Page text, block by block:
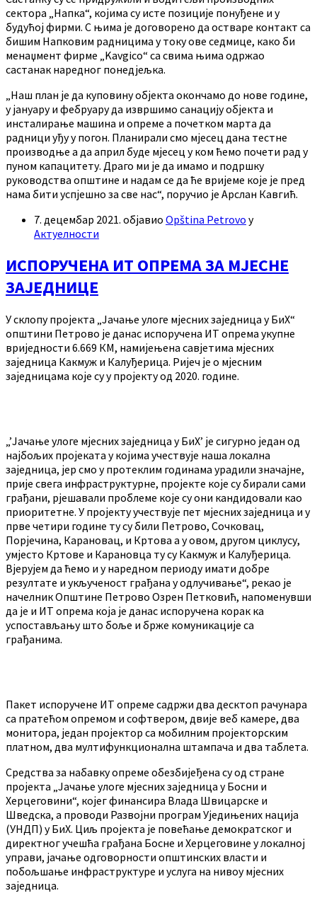
сектора „Напка“, којима су исте позиције понуђене и у
будућој фирми. С њима је договорено да остваре контакт са
бишим Напковим радницима у току ове седмице, како би
менаџмент фирме „Kavgico“ са свима њима одржао
састанак наредног понедјељка.
„Наш план је да куповину објекта окончамо до нове године,
у јануару и фебруару да извршимо санацију објекта и
инсталирање машина и опреме а почетком марта да
радници уђу у погон. Планирали смо мјесец дана тестне
производње а да април буде мјесец у ком ћемо почети рад у
пуном капацитету. Драго ми је да имамо и подршку
руководства општине и надам се да ће вријеме које је пред
нама бити успјешно за све нас“, поручио је Арслан Кавгић.
7. децембар 2021. објавио Opština Petrovo у
Актуелности
ИСПОРУЧЕНА ИТ ОПРЕМА ЗА МЈЕСНЕ
ЗАЈЕДНИЦЕ
У склопу пројекта „Јачање улоге мјесних заједница у БиХ“
општини Петрово је данас испоручена ИТ опрема укупне
вриједности 6.669 КМ, намијењена савјетима мјесних
заједница Какмуж и Калуђерица. Ријеч је о мјесним
заједницама које су у пројекту од 2020. године.
„’Јачање улоге мјесних заједница у БиХ’ је сигурно један од
најбољих пројеката у којима учествује наша локална
заједница, јер смо у протеклим годинама урадили значајне,
прије свега инфраструктурне, пројекте које су бирали сами
грађани, рјешавали проблеме које су они кандидовали као
приоритетне. У пројекту учествује пет мјесних заједница и у
прве четири године ту су били Петрово, Сочковац,
Порјечина, Карановац, и Кртова а у овом, другом циклусу,
умјесто Кртове и Карановца ту су Какмуж и Калуђерица.
Вјерујем да ћемо и у наредном периоду имати добре
резултате и укљученост грађана у одлучивање“, рекао је
начелник Општине Петрово Озрен Петковић, напоменувши
да је и ИТ опрема која је данас испоручена корак ка
успостављању што боље и брже комуникације са
грађанима.
Пакет испоручене ИТ опреме садржи два десктоп рачунара
са пратећом опремом и софтвером, двије веб камере, два
монитора, један пројектор са мобилним пројекторским
платном, два мултифункционална штампача и два таблета.
Средства за набавку опреме обезбијеђена су од стране
пројекта „Јачање улоге мјесних заједница у Босни и
Херцеговини“, којег финансира Влада Швицарске и
Шведска, а проводи Развојни програм Уједињених нација
(УНДП) у БиХ. Циљ пројекта је повећање демократског и
директног учешћа грађана Босне и Херцеговине у локалној
управи, јачање одговорности општинских власти и
побољшање инфраструктуре и услуга на нивоу мјесних
заједница.